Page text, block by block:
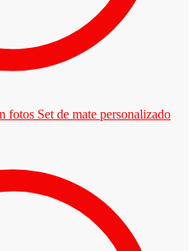
Set de mate personalizado